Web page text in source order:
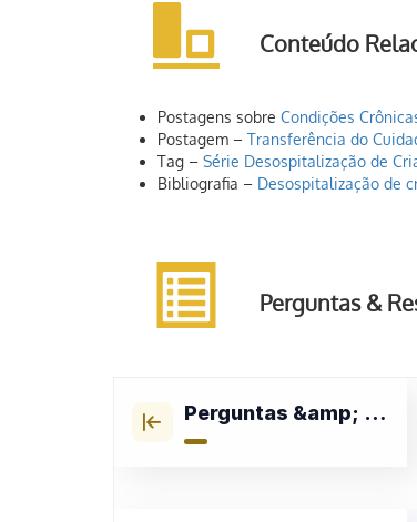
Conteúdo
Postagens sobre Condições
Postagem – Transferência do
Tag – Série Desospitalização de
Bibliografia – Desospitalização de
Perguntas &